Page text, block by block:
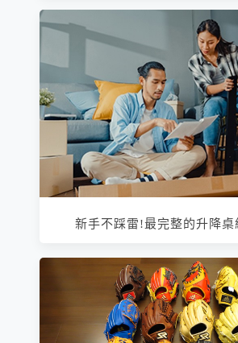
新手不踩雷!最完整的升降桌